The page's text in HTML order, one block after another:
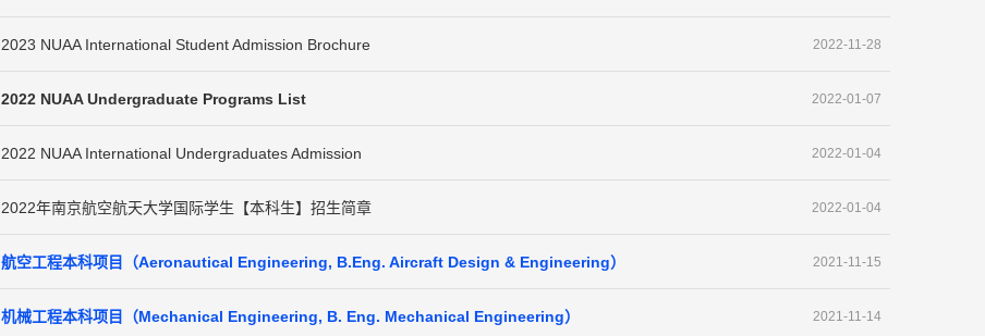
2023 NUAA International Student Admission Brochure 2022-11-28
2022 NUAA Undergraduate Programs List 2022-01-07
2022 NUAA International Undergraduates Admission 2022-01-04
2022年南京航空航天大学国际学生【本科生】招生简章 2022-01-04
航空工程本科项目（Aeronautical Engineering, B.Eng. Aircraft Design & Engineering） 2021-11-15
机械工程本科项目（Mechanical Engineering, B. Eng. Mechanical Engineering） 2021-11-14